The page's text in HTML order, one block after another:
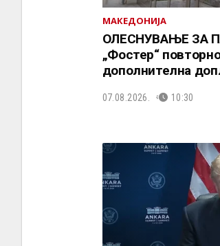
МАКЕДОНИЈА
ОЛЕСНУВАЊЕ ЗА
„Фостер“
дополнителна
07.08.2026. 10:30